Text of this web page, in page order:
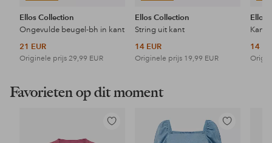
Ellos Collection
Ongevulde beugel-bh in kant
21 EUR
Originele prijs 29,99 EUR
Ellos Collection
String uit kant
14 EUR
Originele prijs 19,99 EUR
Ellos
14
Favorieten op dit moment
Toevoegen
Toevoegen
aan